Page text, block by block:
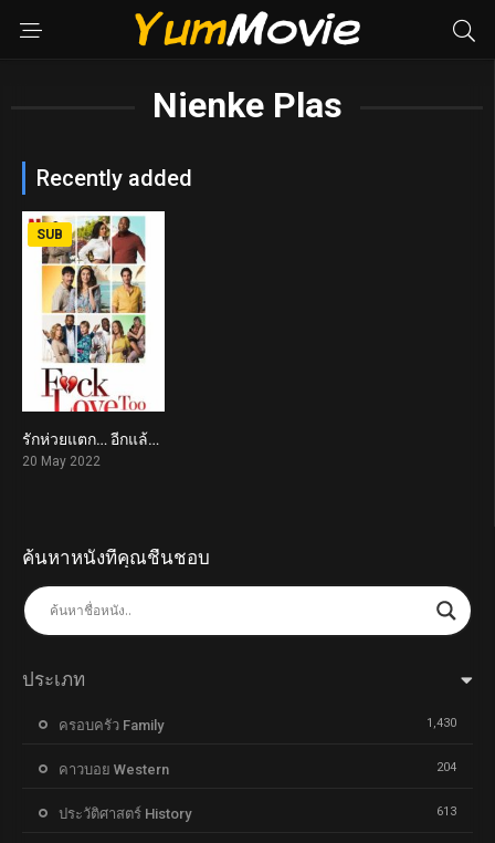
Nienke Plas
Recently added
2.1
SUB
รักห่วยแตก… อีกแล้ว F*ck Love Too (2022)
20 May 2022
ค้นหาหนังที่คุณชื่นชอบ
ประเภท
ครอบครัว Family 1,430
คาวบอย Western 204
ประวัติศาสตร์ History 613